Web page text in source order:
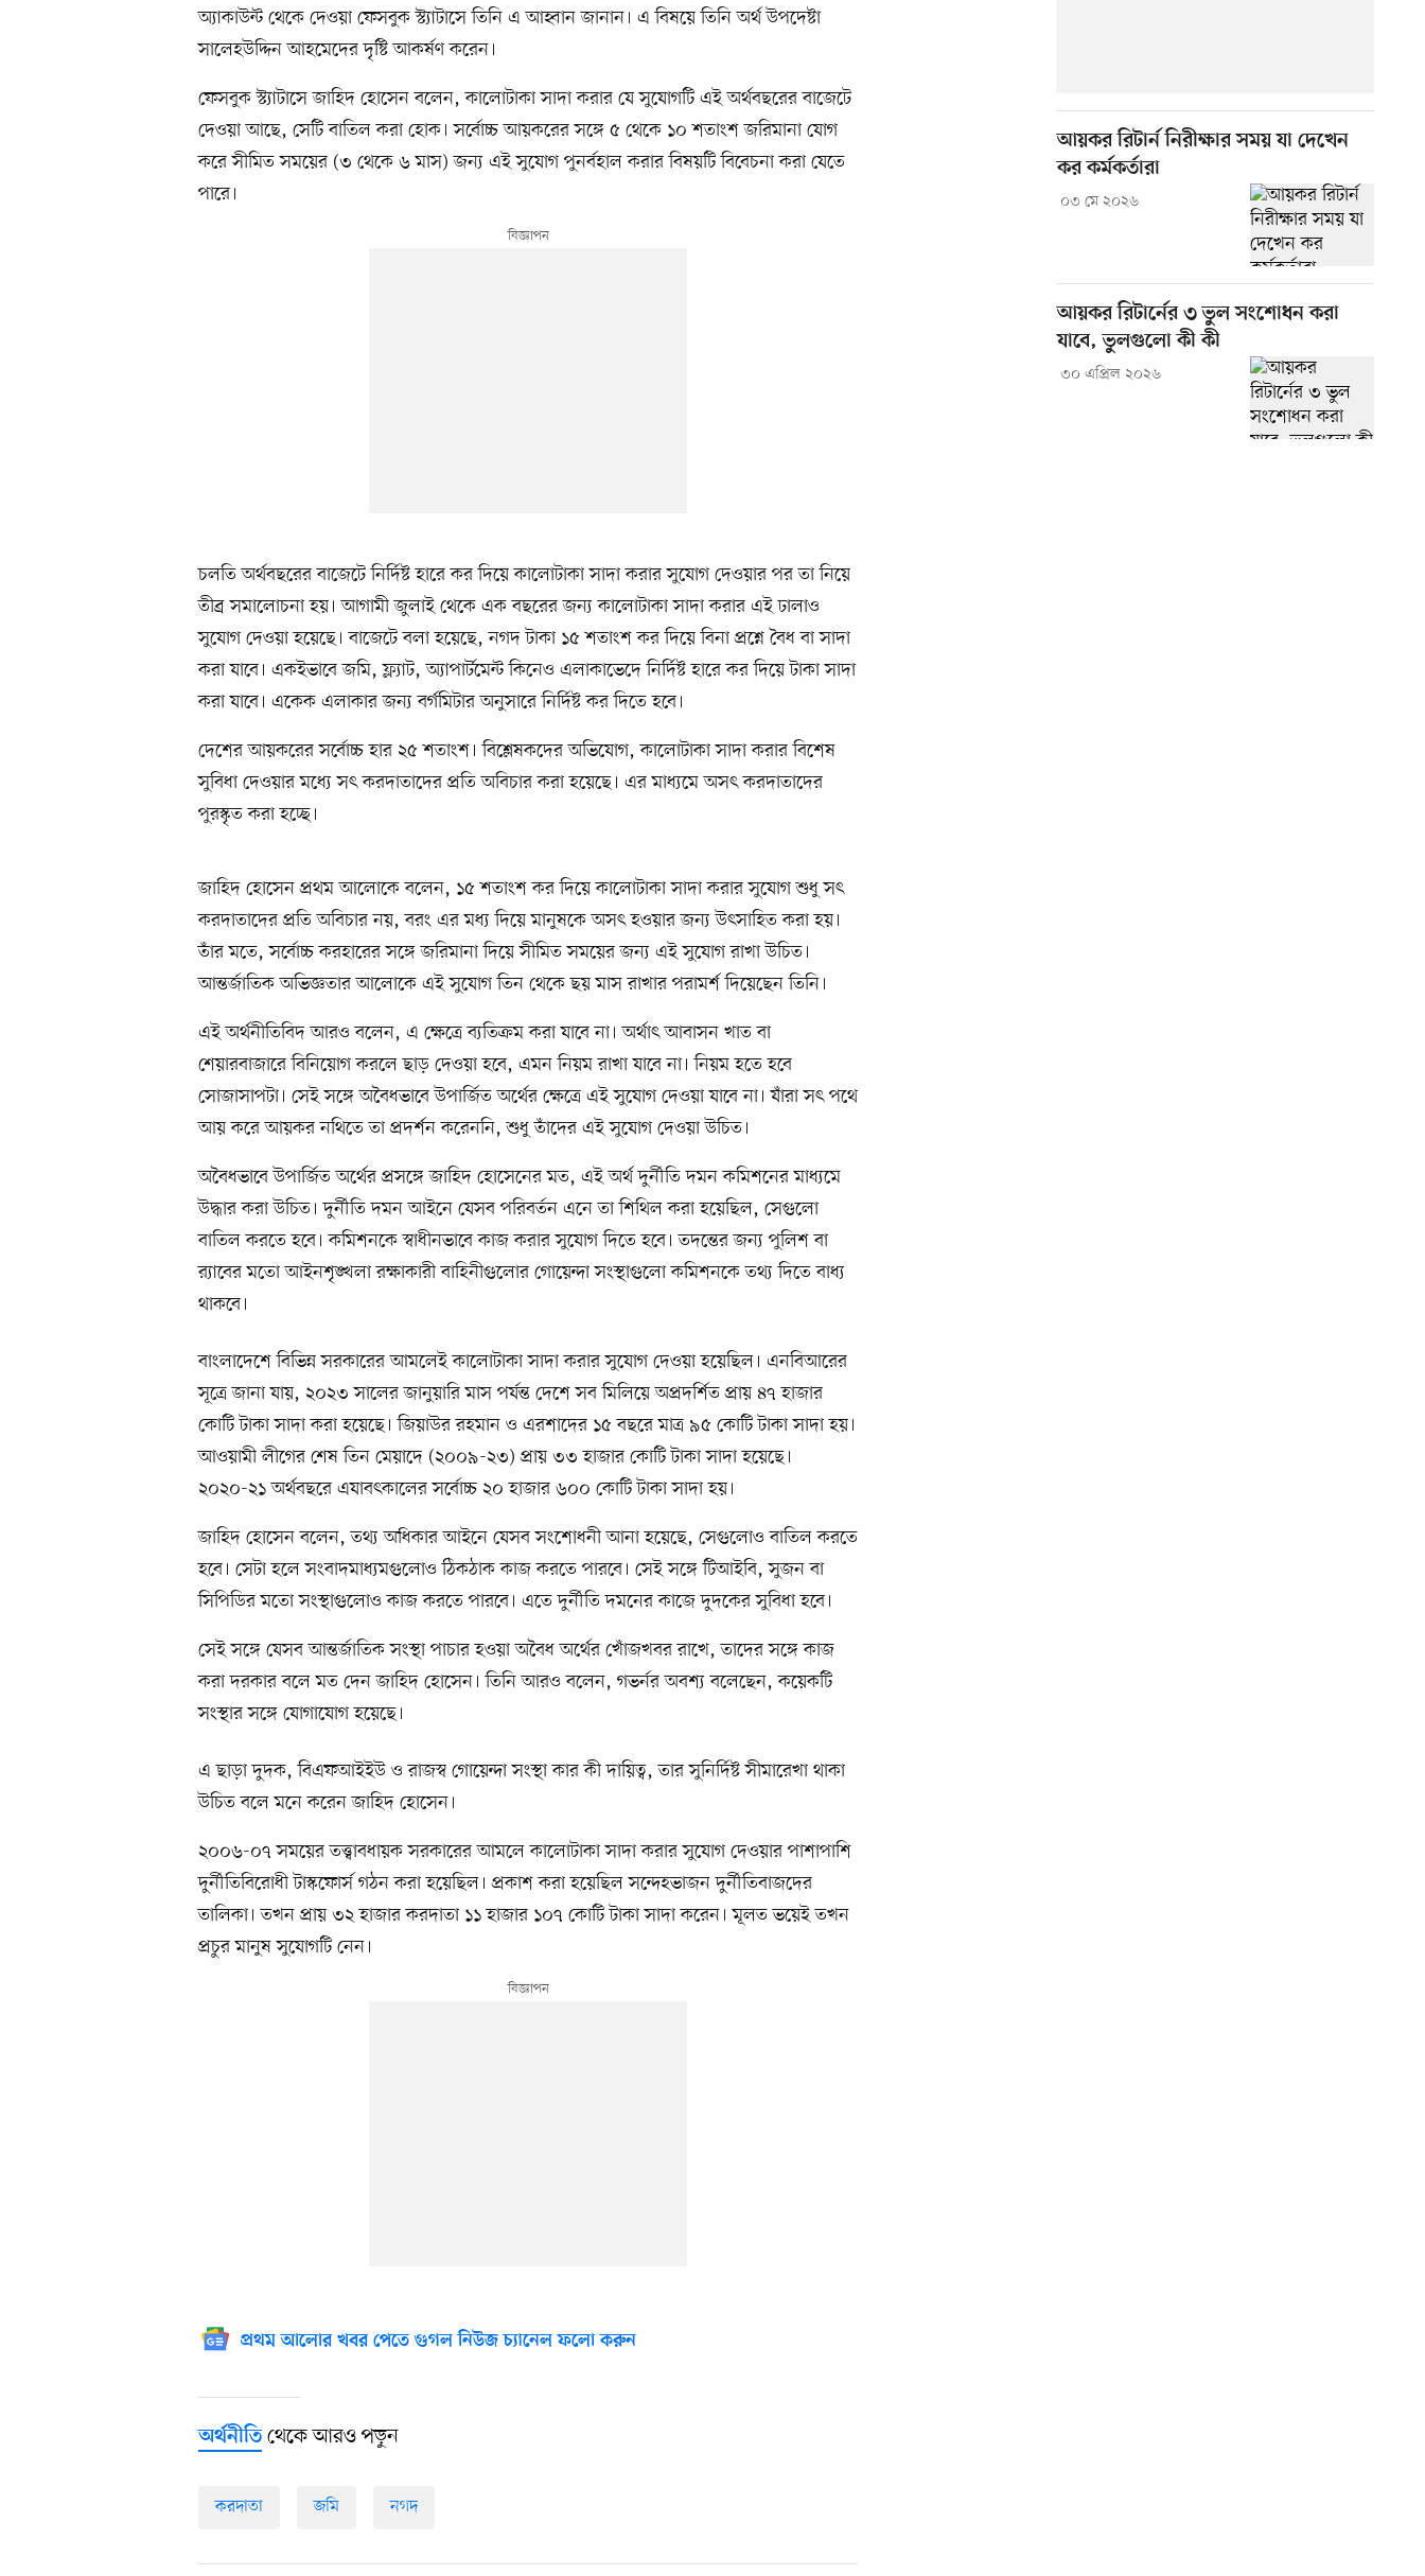
অ্যাকাউন্ট থেকে দেওয়া ফেসবুক স্ট্যাটাসে তিনি এ আহ্বান জানান। এ বিষয়ে তিনি অর্থ উপদেষ্টা
সালেহউদ্দিন আহমেদের দৃষ্টি আকর্ষণ করেন।
ফেসবুক স্ট্যাটাসে জাহিদ হোসেন বলেন, কালোটাকা সাদা করার যে সুযোগটি এই অর্থবছরের বাজেটে
দেওয়া আছে, সেটি বাতিল করা হোক। সর্বোচ্চ আয়করের সঙ্গে ৫ থেকে ১০ শতাংশ জরিমানা যোগ
করে সীমিত সময়ের (৩ থেকে ৬ মাস) জন্য এই সুযোগ পুনর্বহাল করার বিষয়টি বিবেচনা করা যেতে
পারে।
চলতি অর্থবছরের বাজেটে নির্দিষ্ট হারে কর দিয়ে কালোটাকা সাদা করার সুযোগ দেওয়ার পর তা নিয়ে
তীব্র সমালোচনা হয়। আগামী জুলাই থেকে এক বছরের জন্য কালোটাকা সাদা করার এই ঢালাও
সুযোগ দেওয়া হয়েছে। বাজেটে বলা হয়েছে, নগদ টাকা ১৫ শতাংশ কর দিয়ে বিনা প্রশ্নে বৈধ বা সাদা
করা যাবে। একইভাবে জমি, ফ্ল্যাট, অ্যাপার্টমেন্ট কিনেও এলাকাভেদে নির্দিষ্ট হারে কর দিয়ে টাকা সাদা
করা যাবে। একেক এলাকার জন্য বর্গমিটার অনুসারে নির্দিষ্ট কর দিতে হবে।
দেশের আয়করের সর্বোচ্চ হার ২৫ শতাংশ। বিশ্লেষকদের অভিযোগ, কালোটাকা সাদা করার বিশেষ
সুবিধা দেওয়ার মধ্যে সৎ করদাতাদের প্রতি অবিচার করা হয়েছে। এর মাধ্যমে অসৎ করদাতাদের
পুরস্কৃত করা হচ্ছে।
জাহিদ হোসেন প্রথম আলোকে বলেন, ১৫ শতাংশ কর দিয়ে কালোটাকা সাদা করার সুযোগ শুধু সৎ
করদাতাদের প্রতি অবিচার নয়, বরং এর মধ্য দিয়ে মানুষকে অসৎ হওয়ার জন্য উৎসাহিত করা হয়।
তাঁর মতে, সর্বোচ্চ করহারের সঙ্গে জরিমানা দিয়ে সীমিত সময়ের জন্য এই সুযোগ রাখা উচিত।
আন্তর্জাতিক অভিজ্ঞতার আলোকে এই সুযোগ তিন থেকে ছয় মাস রাখার পরামর্শ দিয়েছেন তিনি।
এই অর্থনীতিবিদ আরও বলেন, এ ক্ষেত্রে ব্যতিক্রম করা যাবে না। অর্থাৎ আবাসন খাত বা
শেয়ারবাজারে বিনিয়োগ করলে ছাড় দেওয়া হবে, এমন নিয়ম রাখা যাবে না। নিয়ম হতে হবে
সোজাসাপটা। সেই সঙ্গে অবৈধভাবে উপার্জিত অর্থের ক্ষেত্রে এই সুযোগ দেওয়া যাবে না। যাঁরা সৎ পথে
আয় করে আয়কর নথিতে তা প্রদর্শন করেননি, শুধু তাঁদের এই সুযোগ দেওয়া উচিত।
অবৈধভাবে উপার্জিত অর্থের প্রসঙ্গে জাহিদ হোসেনের মত, এই অর্থ দুর্নীতি দমন কমিশনের মাধ্যমে
উদ্ধার করা উচিত। দুর্নীতি দমন আইনে যেসব পরিবর্তন এনে তা শিথিল করা হয়েছিল, সেগুলো
বাতিল করতে হবে। কমিশনকে স্বাধীনভাবে কাজ করার সুযোগ দিতে হবে। তদন্তের জন্য পুলিশ বা
র‍্যাবের মতো আইনশৃঙ্খলা রক্ষাকারী বাহিনীগুলোর গোয়েন্দা সংস্থাগুলো কমিশনকে তথ্য দিতে বাধ্য
থাকবে।
বাংলাদেশে বিভিন্ন সরকারের আমলেই কালোটাকা সাদা করার সুযোগ দেওয়া হয়েছিল। এনবিআরের
সূত্রে জানা যায়, ২০২৩ সালের জানুয়ারি মাস পর্যন্ত দেশে সব মিলিয়ে অপ্রদর্শিত প্রায় ৪৭ হাজার
কোটি টাকা সাদা করা হয়েছে। জিয়াউর রহমান ও এরশাদের ১৫ বছরে মাত্র ৯৫ কোটি টাকা সাদা হয়।
আওয়ামী লীগের শেষ তিন মেয়াদে (২০০৯-২৩) প্রায় ৩৩ হাজার কোটি টাকা সাদা হয়েছে।
২০২০-২১ অর্থবছরে এযাবৎকালের সর্বোচ্চ ২০ হাজার ৬০০ কোটি টাকা সাদা হয়।
জাহিদ হোসেন বলেন, তথ্য অধিকার আইনে যেসব সংশোধনী আনা হয়েছে, সেগুলোও বাতিল করতে
হবে। সেটা হলে সংবাদমাধ্যমগুলোও ঠিকঠাক কাজ করতে পারবে। সেই সঙ্গে টিআইবি, সুজন বা
সিপিডির মতো সংস্থাগুলোও কাজ করতে পারবে। এতে দুর্নীতি দমনের কাজে দুদকের সুবিধা হবে।
সেই সঙ্গে যেসব আন্তর্জাতিক সংস্থা পাচার হওয়া অবৈধ অর্থের খোঁজখবর রাখে, তাদের সঙ্গে কাজ
করা দরকার বলে মত দেন জাহিদ হোসেন। তিনি আরও বলেন, গভর্নর অবশ্য বলেছেন, কয়েকটি
সংস্থার সঙ্গে যোগাযোগ হয়েছে।
এ ছাড়া দুদক, বিএফআইইউ ও রাজস্ব গোয়েন্দা সংস্থা কার কী দায়িত্ব, তার সুনির্দিষ্ট সীমারেখা থাকা
উচিত বলে মনে করেন জাহিদ হোসেন।
২০০৬-০৭ সময়ের তত্ত্বাবধায়ক সরকারের আমলে কালোটাকা সাদা করার সুযোগ দেওয়ার পাশাপাশি
দুর্নীতিবিরোধী টাস্কফোর্স গঠন করা হয়েছিল। প্রকাশ করা হয়েছিল সন্দেহভাজন দুর্নীতিবাজদের
তালিকা। তখন প্রায় ৩২ হাজার করদাতা ১১ হাজার ১০৭ কোটি টাকা সাদা করেন। মূলত ভয়েই তখন
প্রচুর মানুষ সুযোগটি নেন।
প্রথম আলোর খবর পেতে গুগল নিউজ চ্যানেল ফলো করুন
অর্থনীতি থেকে আরও পড়ুন
করদাতা জমি নগদ
আয়কর রিটার্ন নিরীক্ষার সময় যা দেখেন
কর কর্মকর্তারা
০৩ মে ২০২৬
আয়কর রিটার্নের ৩ ভুল সংশোধন করা
যাবে, ভুলগুলো কী কী
৩০ এপ্রিল ২০২৬